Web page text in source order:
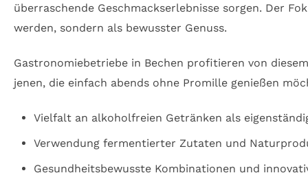
überraschende Geschmackserlebnisse sorgen. Der
werden, sondern als bewusster Genuss.
Gastronomiebetriebe in Bechen profitieren von
jenen, die einfach abends ohne Promille genießen
Vielfalt an alkoholfreien Getränken als
Verwendung fermentierter Zutaten und
Gesundheitsbewusste Kombinationen und